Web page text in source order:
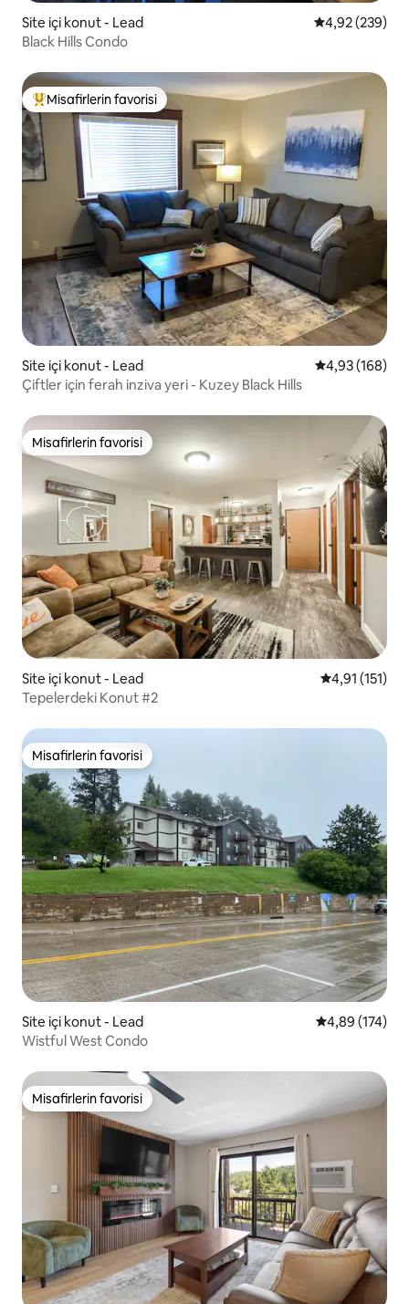
Site içi konut - Lead 5 üzerinden
4,92 (239)
Black Hills Condo
Misafirlerin favorilerinden en beğenilenler arasında
Misafirlerin favorisi
Site içi konut - Lead 5 üzerinden
4,93 (168)
Çiftler için ferah inziva yeri - Kuzey Black Hills
Misafirlerin favorisi
Misafirlerin favorisi
Site içi konut - Lead 5 üzerinden
4,91 (151)
Tepelerdeki Konut #2
Misafirlerin favorisi
Misafirlerin favorisi
Site içi konut - Lead 5 üzerinden
4,89 (174)
Wistful West Condo
Misafirlerin favorisi
Misafirlerin favorisi